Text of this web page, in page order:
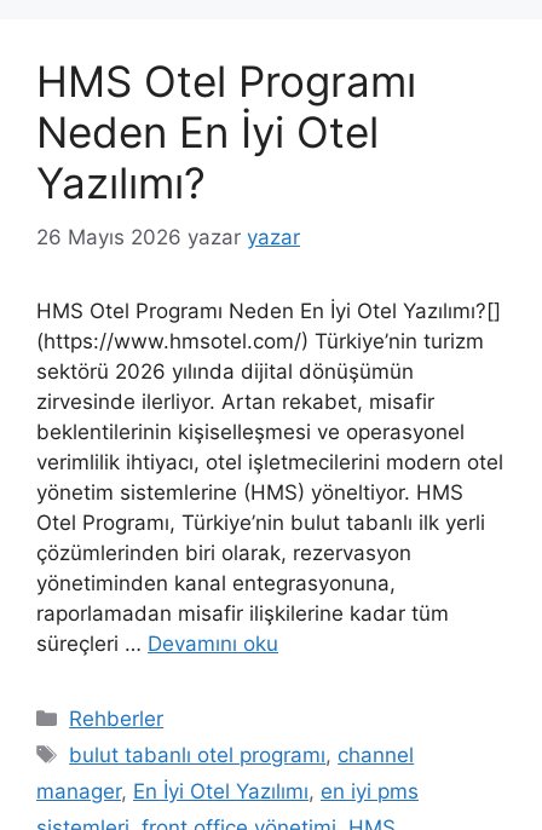
HMS Otel Programı
Neden En İyi Otel
Yazılımı?
26 Mayıs 2026 yazar yazar
HMS Otel Programı Neden En İyi Otel Yazılımı?[]
(https://www.hmsotel.com/) Türkiye’nin turizm
sektörü 2026 yılında dijital dönüşümün
zirvesinde ilerliyor. Artan rekabet, misafir
beklentilerinin kişiselleşmesi ve operasyonel
verimlilik ihtiyacı, otel işletmecilerini modern otel
yönetim sistemlerine (HMS) yöneltiyor. HMS
Otel Programı, Türkiye’nin bulut tabanlı ilk yerli
çözümlerinden biri olarak, rezervasyon
yönetiminden kanal entegrasyonuna,
raporlamadan misafir ilişkilerine kadar tüm
süreçleri … Devamını oku
Kategoriler
Rehberler
Etiketler
bulut tabanlı otel programı, channel
manager, En İyi Otel Yazılımı, en iyi pms